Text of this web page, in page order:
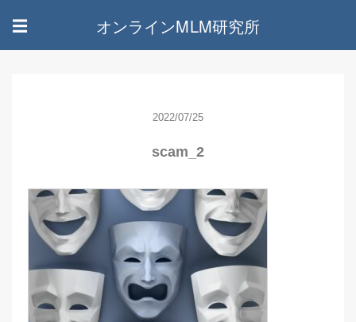
☰ オンラインMLM研究所
2022/07/25
scam_2